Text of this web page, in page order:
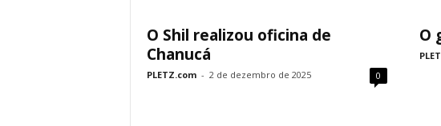
O Shil realizou oficina de
Chanucá
PLETZ.com - 2 de dezembro de 2025 0
O